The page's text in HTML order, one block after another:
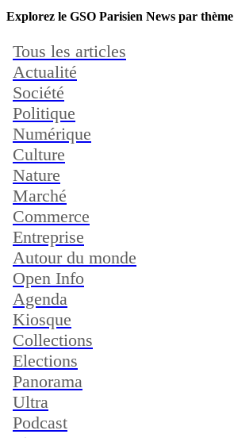
Explorez le GSO Parisien News par thème
Tous les articles
Actualité
Société
Politique
Numérique
Culture
Nature
Marché
Commerce
Entreprise
Autour du monde
Open Info
Agenda
Kiosque
Collections
Elections
Panorama
Ultra
Podcast